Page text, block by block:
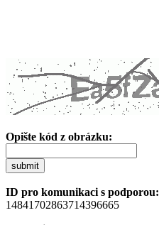
Opište kód z obrázku:
submit
ID pro komunikaci s podporou:
14841702863714396665